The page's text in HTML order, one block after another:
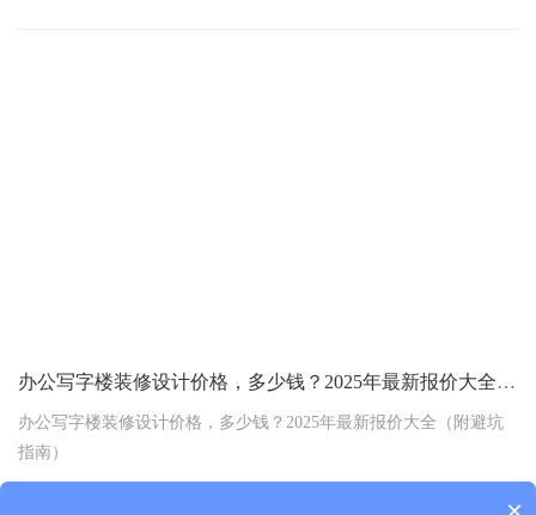
办公写字楼装修设计价格，多少钱？2025年最新报价大全（附避坑指南）
办公写字楼装修设计价格，多少钱？2025年最新报价大全（附避坑
指南）